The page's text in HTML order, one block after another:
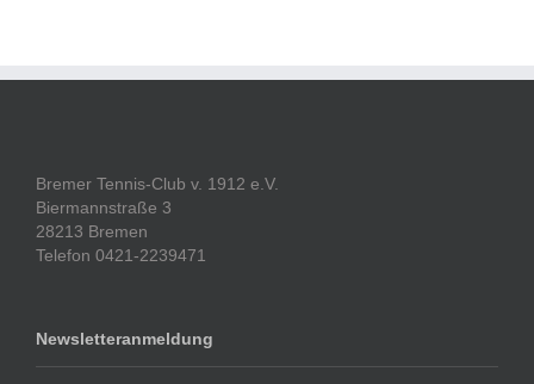
Bremer Tennis-Club v. 1912 e.V.
Biermannstraße 3
28213 Bremen
Telefon 0421-2239471
Newsletteranmeldung